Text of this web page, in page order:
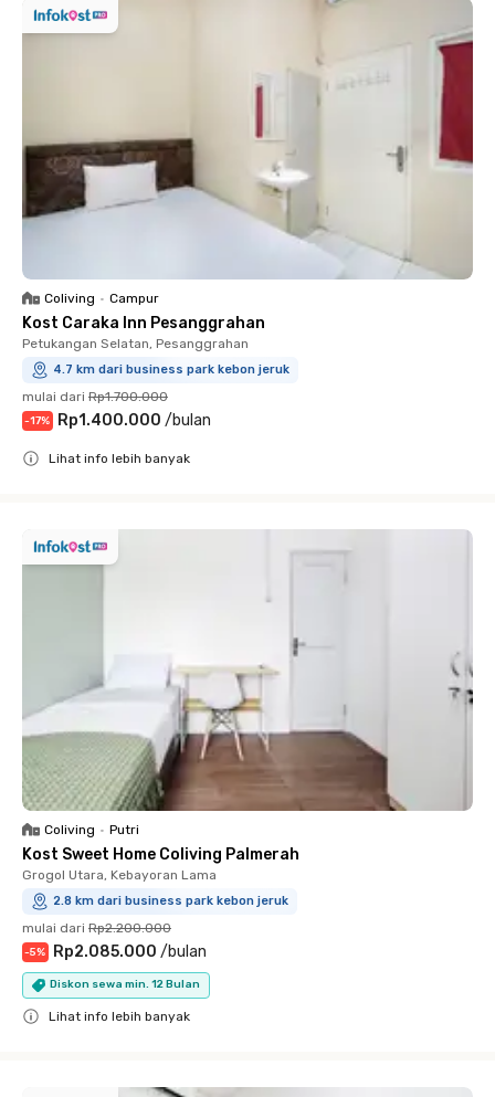
Coliving • Campur
Kost Caraka Inn Pesanggrahan
Petukangan Selatan, Pesanggrahan
4.7 km dari business park kebon jeruk
mulai dari Rp1.700.000
-17% Rp1.400.000 /bulan
Lihat info lebih banyak
Coliving • Putri
Kost Sweet Home Coliving Palmerah
Grogol Utara, Kebayoran Lama
2.8 km dari business park kebon jeruk
mulai dari Rp2.200.000
-5% Rp2.085.000 /bulan
Diskon sewa min. 12 Bulan
Lihat info lebih banyak